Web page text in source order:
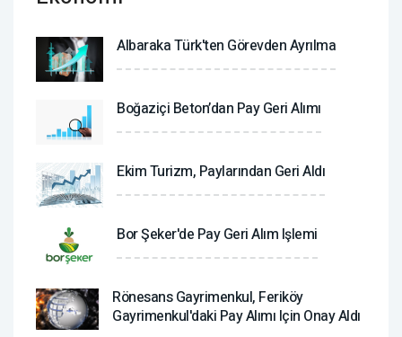
Albaraka Türk'ten Görevden Ayrılma
Boğaziçi Beton’dan Pay Geri Alımı
Ekim Turizm, Paylarından Geri Aldı
Bor Şeker'de Pay Geri Alım Işlemi
Rönesans Gayrimenkul, Feriköy
Gayrimenkul'daki Pay Alımı Için Onay Aldı